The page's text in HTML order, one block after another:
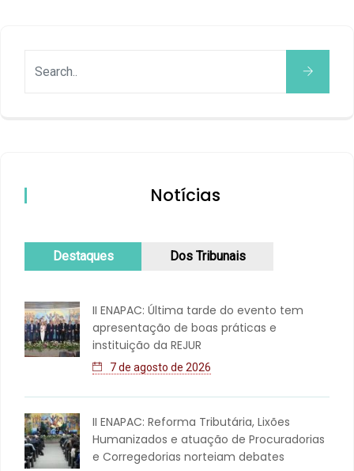
Notícias
Destaques Dos Tribunais
II ENAPAC: Última tarde do evento tem
apresentação de boas práticas e
instituição da REJUR
7 de agosto de 2026
II ENAPAC: Reforma Tributária, Lixões
Humanizados e atuação de Procuradorias
e Corregedorias norteiam debates